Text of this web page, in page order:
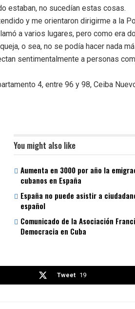
estaban, no sucedían estas cosas.
y me orientaron dirigirme a la
a varios lugares, pero como era
o sea, no se podía hacer nada
sentimentalmente a personas
4, entre 96 y 98, Ceiba
You might also like
Aumenta en 3000 por año la
cubanos en España
España no puede asistir a
español
Comunicado de la Asociación
Democracia en Cuba
Tweet 19